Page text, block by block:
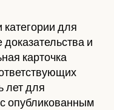
для
и
карточка
лет для
опубликованным